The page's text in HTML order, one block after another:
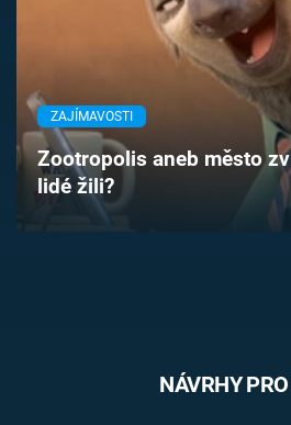
TV Program
Časopis
Sledujte prima+
ZAJÍMAVOSTI
Zootropolis aneb město
lidé žili?
NÁVRHY